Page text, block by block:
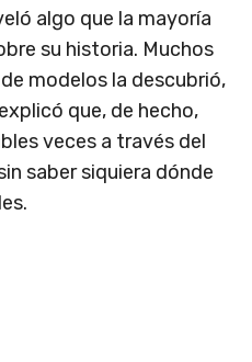
algo que la mayoría
su historia. Muchos
modelos la descubrió,
que, de hecho,
veces a través del
saber siquiera dónde